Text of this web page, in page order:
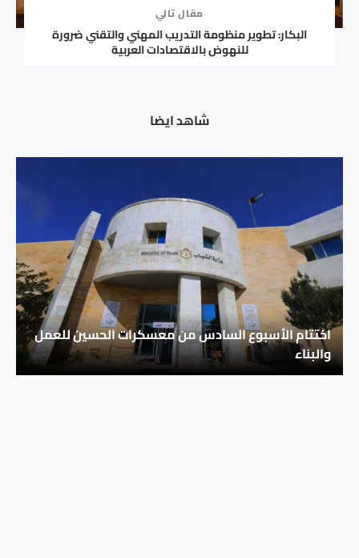
مقال تالي
البكار: تطوير منظومة التدريب المهني والتقني ضرورة
للنهوض بالاقتصادات العربية
شاهد ايضا
اختتام الأسبوع السادس من معسكرات الحسين للعمل
والبناء